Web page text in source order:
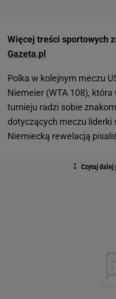
Więcej treści sportowych
Gazeta.pl
Polka w kolejnym meczu
Niemeier (WTA 108),
turnieju radzi sobie
dotyczących meczu liderki
Niemiecką rewelacją